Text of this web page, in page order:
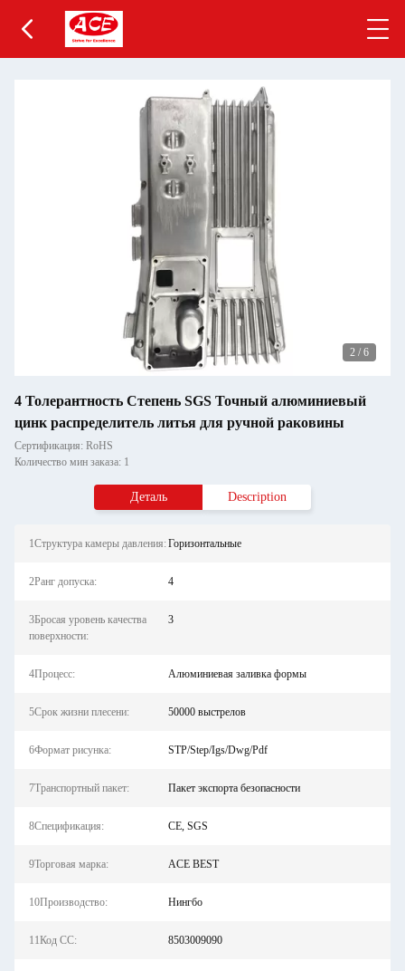
2 / 6
4 Толерантность Степень SGS Точный алюминиевый
цинк распределитель литья для ручной раковины
Сертификация: RoHS
Количество мин заказа: 1
Деталь Description
1Структура камеры давления:Горизонтальные
2Ранг допуска: 4
3Бросая уровень качества
поверхности:
3
4Процесс: Алюминиевая заливка формы
5Срок жизни плесени: 50000 выстрелов
6Формат рисунка: STP/Step/Igs/Dwg/Pdf
7Транспортный пакет: Пакет экспорта безопасности
8Спецификация: CE, SGS
9Торговая марка: ACE BEST
10Производство: Нингбо
11Код СС: 8503009090